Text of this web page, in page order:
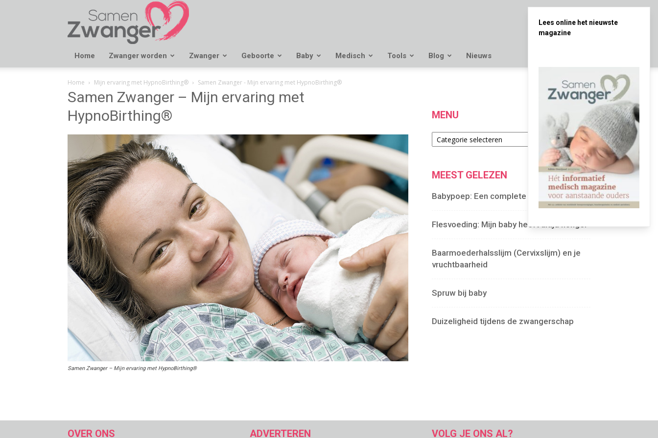
Samen
Zwanger
Home Zwanger worden Zwanger Geboorte Baby Medisch Tools Blog Nieuws
Home Mijn ervaring met HypnoBirthing® Samen Zwanger - Mijn ervaring met HypnoBirthing®
Samen Zwanger – Mijn ervaring met
HypnoBirthing®
Samen Zwanger – Mijn ervaring met HypnoBirthing®
MENU
Menu
MEEST GELEZEN
Babypoep: Een complete gids
Flesvoeding: Mijn baby heeft altijd honger
Baarmoederhalsslijm (Cervixslijm) en je
vruchtbaarheid
Spruw bij baby
Duizeligheid tijdens de zwangerschap
OVER ONS ADVERTEREN VOLG JE ONS AL?
Lees online het nieuwste
magazine